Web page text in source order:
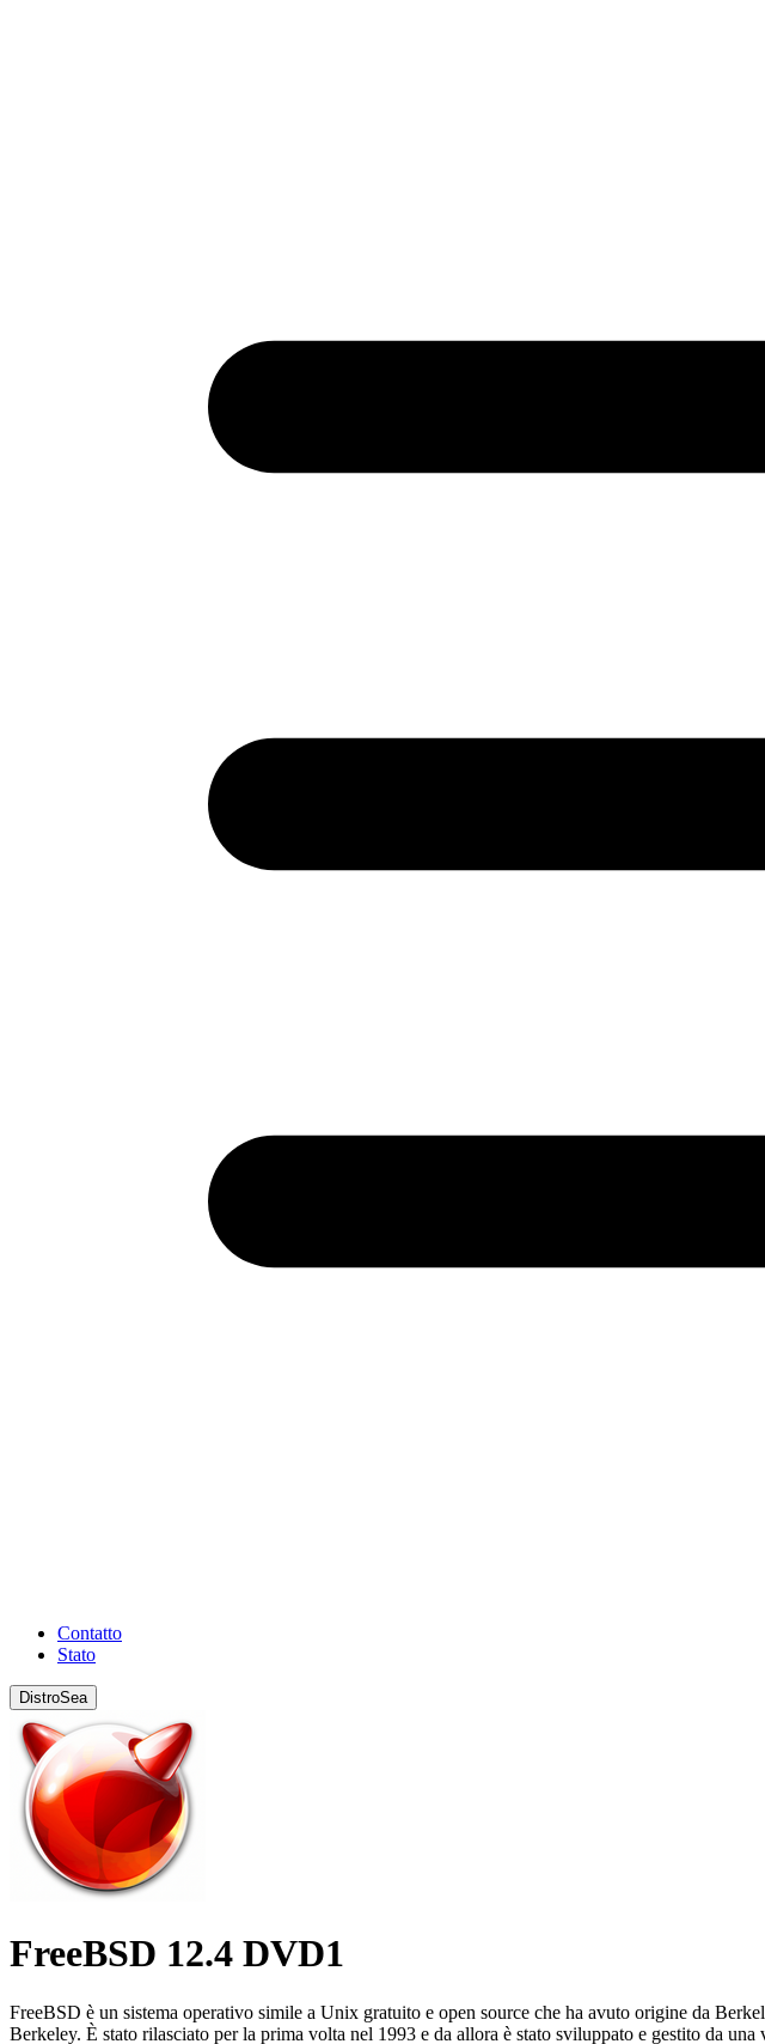
Contatto
Stato
DistroSea
FreeBSD 12.4 DVD1
FreeBSD è un sistema operativo simile a Unix gratuito e open source che ha avuto origine da
Berkeley. È stato rilasciato per la prima volta nel 1993 e da allora è stato sviluppato e gestito da